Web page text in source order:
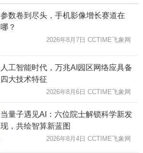
参数卷到尽头，手机影像增长赛道在
哪？
2026年8月7日 CCTIME飞象网
人工智能时代，万兆AI园区网络应具备
四大技术特征
2026年8月6日 CCTIME飞象网
当量子遇见AI：六位院士解锁科学新发
现，共绘智算新蓝图
2026年8月4日 CCTIME飞象网